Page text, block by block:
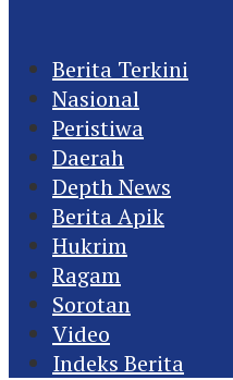
Berita Terkini
Nasional
Peristiwa
Daerah
Depth News
Berita Apik
Hukrim
Ragam
Sorotan
Video
Indeks Berita